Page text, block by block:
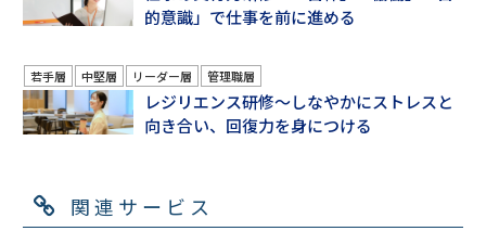
的意識」で仕事を前に進める
若手層 中堅層 リーダー層 管理職層
レジリエンス研修～しなやかにストレスと
向き合い、回復力を身につける
関連サービス